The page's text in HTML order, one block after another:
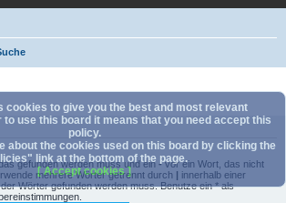
gefunden werden muss und ein -vor ein Wort, das nicht
mehrere Wörter getrennt durch | innerhalb einer
Wörter gefunden werden muss. Benutze ein * als
cookies to give you the best and most relevant
to use this board it means that you need accept this
policy.
about the cookies used on this board by clicking the
link at the bottom of the page.
[ Accept cookies ]